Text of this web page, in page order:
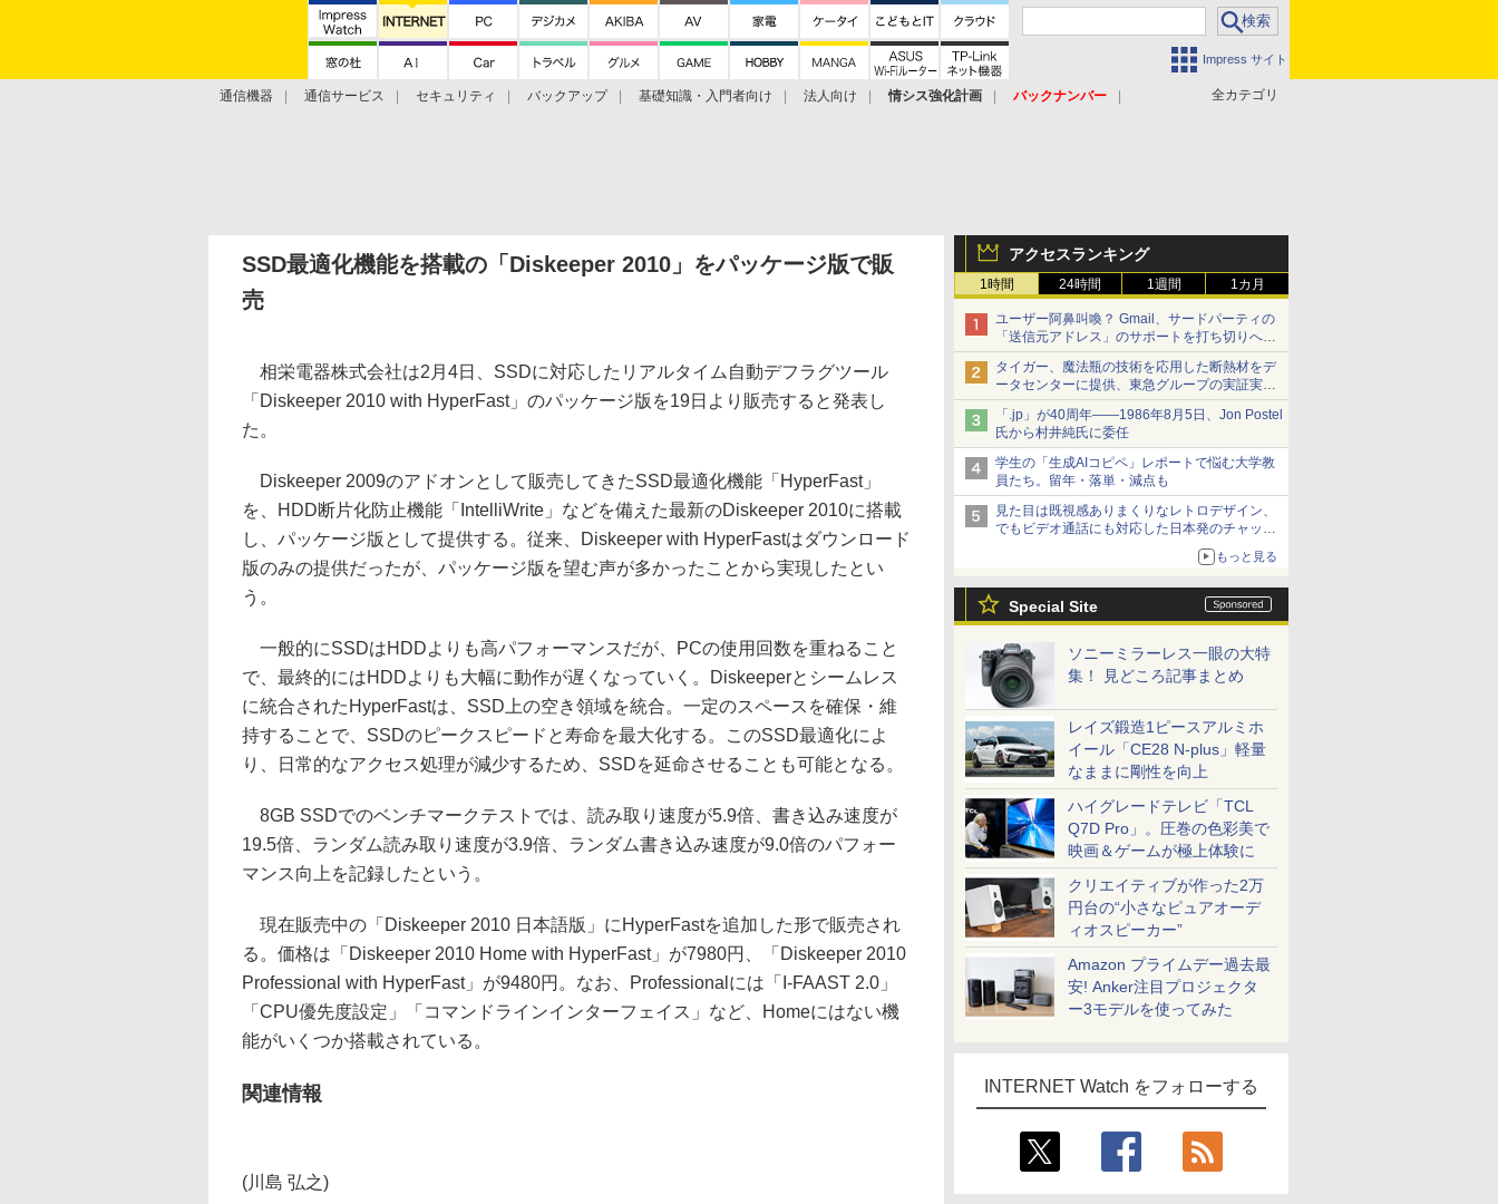
Impress サイト
全カテゴリ
通信機器 通信サービス セキュリティ バックアップ 基礎知識・入門者向け 法人向け 情シス強化計画
バックナンバー
アクセスランキング
1時間 24時間 1週間 1カ月
ユーザー阿鼻叫喚？ Gmail、サードパーティの
「送信元アドレス」のサポートを打ち切りへ
【やじうまWatch】
タイガー、魔法瓶の技術を応用した断熱材をデ
ータセンターに提供、東急グループの実証実験
で 「ステンレス密封真空断熱パネル TIVIP」
「.jp」が40周年――1986年8月5日、Jon Postel
氏から村井純氏に委任
学生の「生成AIコピペ」レポートで悩む大学教
員たち。留年・落単・減点も
見た目は既視感ありまくりなレトロデザイン、
でもビデオ通話にも対応した日本発のチャット
もっと見る
Special Site
ソニーミラーレス一眼の大特
集！ 見どころ記事まとめ
レイズ鍛造1ピースアルミホ
イール「CE28 N-plus」軽量
なままに剛性を向上
ハイグレードテレビ「TCL
Q7D Pro」。圧巻の色彩美で
映画＆ゲームが極上体験に
クリエイティブが作った2万
円台の“小さなピュアオーデ
ィオスピーカー”
Amazon プライムデー過去最
安! Anker注目プロジェクタ
ー3モデルを使ってみた
INTERNET Watch をフォローする
SSD最適化機能を搭載の「Diskeeper 2010」をパッケージ版で販
売
相栄電器株式会社は2月4日、SSDに対応したリアルタイム自動デフラグツール
「Diskeeper 2010 with HyperFast」のパッケージ版を19日より販売すると発表し
た。
Diskeeper 2009のアドオンとして販売してきたSSD最適化機能「HyperFast」
を、HDD断片化防止機能「IntelliWrite」などを備えた最新のDiskeeper 2010に搭載
し、パッケージ版として提供する。従来、Diskeeper with HyperFastはダウンロード
版のみの提供だったが、パッケージ版を望む声が多かったことから実現したとい
う。
一般的にSSDはHDDよりも高パフォーマンスだが、PCの使用回数を重ねること
で、最終的にはHDDよりも大幅に動作が遅くなっていく。Diskeeperとシームレス
に統合されたHyperFastは、SSD上の空き領域を統合。一定のスペースを確保・維
持することで、SSDのピークスピードと寿命を最大化する。このSSD最適化によ
り、日常的なアクセス処理が減少するため、SSDを延命させることも可能となる。
8GB SSDでのベンチマークテストでは、読み取り速度が5.9倍、書き込み速度が
19.5倍、ランダム読み取り速度が3.9倍、ランダム書き込み速度が9.0倍のパフォー
マンス向上を記録したという。
現在販売中の「Diskeeper 2010 日本語版」にHyperFastを追加した形で販売され
る。価格は「Diskeeper 2010 Home with HyperFast」が7980円、「Diskeeper 2010
Professional with HyperFast」が9480円。なお、Professionalには「I-FAAST 2.0」
「CPU優先度設定」「コマンドラインインターフェイス」など、Homeにはない機
能がいくつか搭載されている。
関連情報
(川島 弘之)